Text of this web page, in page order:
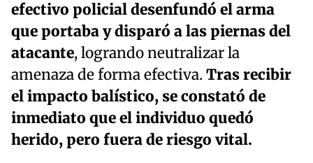
efectivo policial desenfundó el arma
que portaba y disparó a las piernas del
atacante, logrando neutralizar la
amenaza de forma efectiva. Tras recibir
el impacto balístico, se constató de
inmediato que el individuo quedó
herido, pero fuera de riesgo vital.